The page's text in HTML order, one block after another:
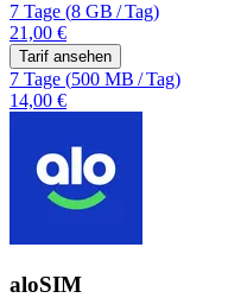
7 Tage (8 GB /Tag)
21,00 €
Tarif ansehen
7 Tage (500 MB /Tag)
14,00 €
aloSIM